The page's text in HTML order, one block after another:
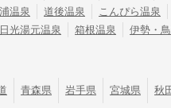
温泉 道後温泉 こんぴら温泉
日光湯元温泉 箱根温泉 伊勢・
青森県 岩手県 宮城県 秋